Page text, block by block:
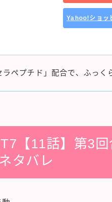
Yahoo!ショッ
ラペプチド」配合で、ふっ
【11話】第3
タバレ